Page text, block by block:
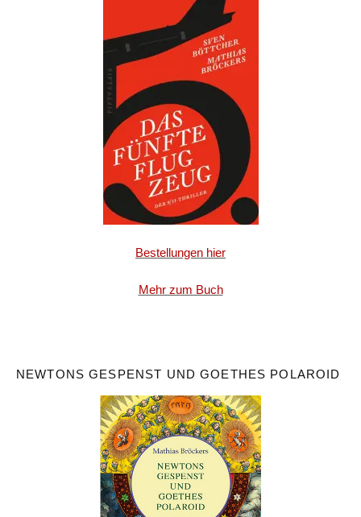
Bestellungen hier
Mehr zum Buch
NEWTONS GESPENST UND GOETHES POLAROID